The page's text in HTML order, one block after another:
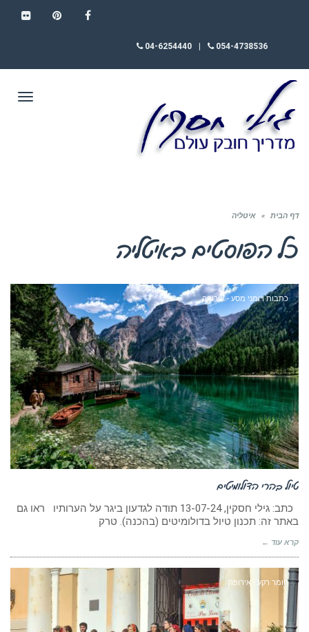
054-4738536
04-6254440
דף הבית » איטליה
כל הפוסטים באיטליה
כתבות ויומני מסע - אירופה
טיול בהרי הדולומיטים
כתב: גילי חסקין, 13-07-24 תודה לגדעון ביגר על הערותיו ראו גם
באתר זה: תכנון טיול בדולומיטים (בהכנה). טרק
קרא עוד ←
חומר רקע - אירופה